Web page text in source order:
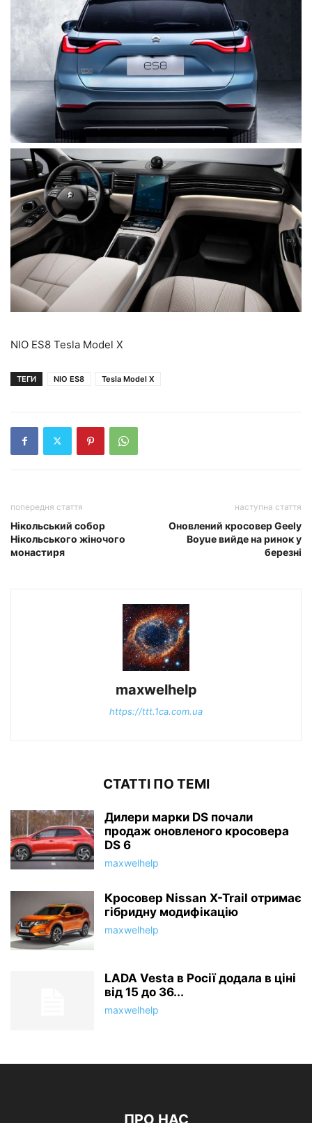
NIO ES8 Tesla Model X
ТЕГИ NIO ES8 Tesla Model X
попередня стаття
Нікольський собор
Нікольського жіночого
монастиря
наступна стаття
Оновлений кросовер Geely
Boyue вийде на ринок у
березні
maxwelhelp
https://ttt.1ca.com.ua
СТАТТІ ПО ТЕМІ
Дилери марки DS почали
продаж оновленого кросовера
DS 6
maxwelhelp
Кросовер Nissan X-Trail отримає
гібридну модифікацію
maxwelhelp
LADA Vesta в Росії додала в ціні
від 15 до 36...
maxwelhelp
ПРО НАС